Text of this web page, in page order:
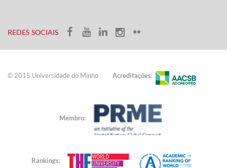
​REDES SOCIAIS​​
© 2015 Universidade do ​Minho​​​ Acreditações:
Membro:
Rankings: